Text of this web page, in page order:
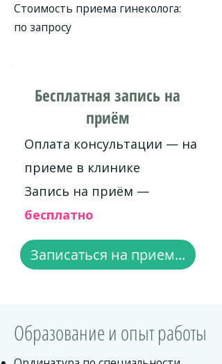
Стоимость приема гинеколога:
по запросу
Бесплатная запись на
приём
Оплата консультации — на
приеме в клинике
Запись на приём —
бесплатно
Записаться на прием...
Образование и опыт работы